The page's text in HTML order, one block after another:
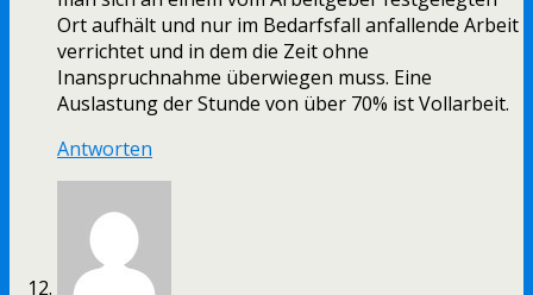
Ort aufhält und nur im Bedarfsfall anfallende Arbeit
verrichtet und in dem die Zeit ohne
Inanspruchnahme überwiegen muss. Eine
Auslastung der Stunde von über 70% ist Vollarbeit.
Antworten